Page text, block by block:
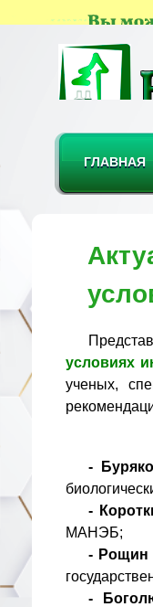
ГЛАВНАЯ
условиях
ученых,
-
-
МАНЭБ;
- Рощин
-